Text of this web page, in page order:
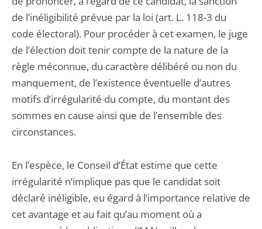
de l’inéligibilité prévue par la loi (art. L. 118-3 du
code électoral). Pour procéder à cet examen, le juge
de l’élection doit tenir compte de la nature de la
règle méconnue, du caractère délibéré ou non du
manquement, de l’existence éventuelle d’autres
motifs d’irrégularité du compte, du montant des
sommes en cause ainsi que de l’ensemble des
circonstances.
En l’espèce, le Conseil d’État estime que cette
irrégularité n’implique pas que le candidat soit
déclaré inéligible, eu égard à l’importance relative de
cet avantage et au fait qu’au moment où a